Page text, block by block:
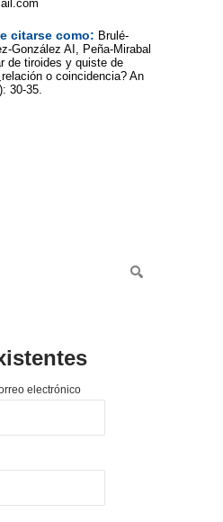
citarse como: Brulé-
González AI, Peña-Mirabal
de tiroides y quiste de
o coincidencia? An
30-35.
electrónico